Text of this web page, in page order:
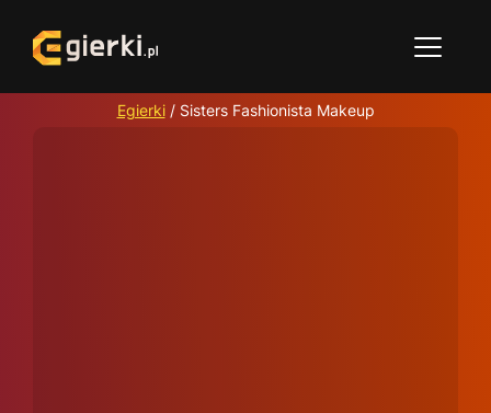
Egierki/ Sisters Fashionista Makeup